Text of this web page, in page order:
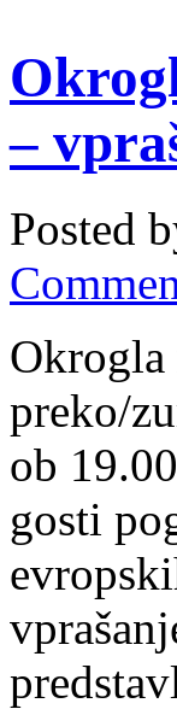
–
Posted
Okrogla
preko/
ob
gosti